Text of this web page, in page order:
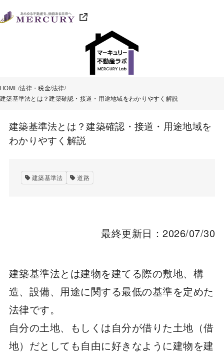
HOME 法律・税金 法律
建築基準法とは？建築確認・接道・用途地域をわかりやすく解説
建築基準法とは？建築確認・接道・用途地域を
わかりやすく解説
建築基準法 道路
最終更新日：2026/07/30
建築基準法とは建物を建てる際の敷地、構
造、設備、用途に関する最低の基準を定めた
法律です。
自分の土地、もしくは自分が借りた土地（借
地）だとしても自由に好きなように建物を建